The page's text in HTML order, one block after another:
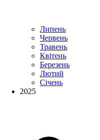
Липень
Червень
Травень
Квітень
Березень
Лютий
Січень
2025